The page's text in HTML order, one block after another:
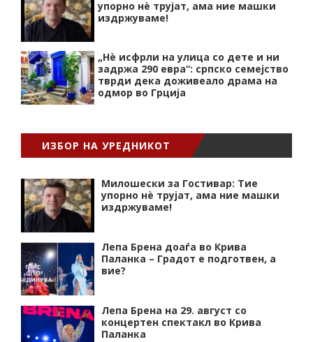
упорно нѐ трујат, ама ние машки
издржуваме!
„Нѐ исфрли на улица со дете и ни
задржа 290 евра“: српско семејство
тврди дека доживеало драма на
одмор во Грција
ИЗБОР НА УРЕДНИКОТ
Милошески за Гостивар: Тие
упорно нѐ трујат, ама ние машки
издржуваме!
Лепа Брена доаѓа во Крива
Паланка – Градот е подготвен, а
вие?
Лепа Брена на 29. август со
концертен спектакл во Крива
Паланка